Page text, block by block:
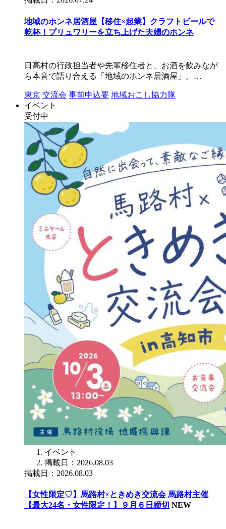
地域のホンネ居酒屋【移住×起業】クラフトビールで
乾杯！ブリュワリーを立ち上げた夫婦のホンネ
日高村の行政担当者や先輩移住者と、お酒を飲みなが
ら本音で語り合える「地域のホンネ居酒屋」。…
東京 交流会 事前申込要 地域おこし協力隊
イベント
受付中
イベント
掲載日：2026.08.03
掲載日：2026.08.03
【女性限定♡】馬路村×ときめき交流会 馬路村主催
【最大24名・女性限定！】９月６日締切 NEW